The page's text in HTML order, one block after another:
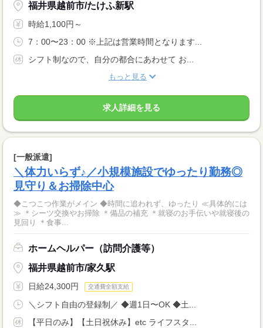
福井県越前市/たけふ新駅
時給1,100円～
7：00〜23：00 ※上記は営業時間となります...
シフト制なので、自分の都合にあわせて お...
もっと見る
求人詳細を見る
[一般派遣]
＼体力いらず♪／小規模施設でゆったり勤務◎
見守り＆お掃除中心
◆こつこつ作業がメイン ◆時間に追われず、ゆったり ≪具体的には
≫ ＊シーツ交換やお掃除 ＊備品の補充 ＊就寝のお手伝いや就寝後の
見回り ＊食事...
ホームヘルパー（訪問介護等）
福井県越前市/家久駅
日給24,300円 交通費全額支給
＼シフト自由の登録制／ ◆週1日〜OK ◆土...
【平日のみ】【土日祝休み】etc ライフスタ...